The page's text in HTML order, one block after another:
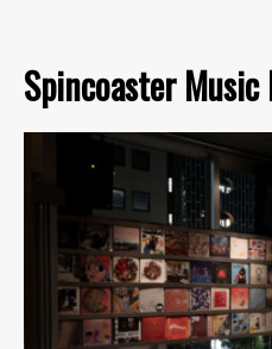
Spincoaster Music